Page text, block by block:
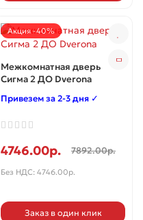
Акция -40%
Межкомнатная дверь
Сигма 2 ДО Dverona
Привезем за 2-3 дня ✓
4746.00р. 7892.00р.
Без НДС: 4746.00р.
Заказ в один клик